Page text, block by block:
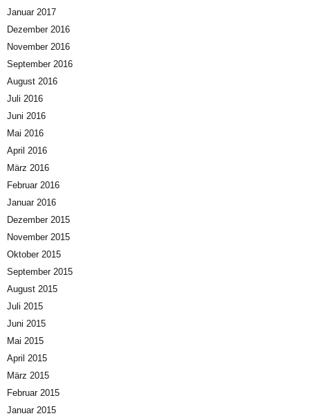
Januar 2017
Dezember 2016
November 2016
September 2016
August 2016
Juli 2016
Juni 2016
Mai 2016
April 2016
März 2016
Februar 2016
Januar 2016
Dezember 2015
November 2015
Oktober 2015
September 2015
August 2015
Juli 2015
Juni 2015
Mai 2015
April 2015
März 2015
Februar 2015
Januar 2015